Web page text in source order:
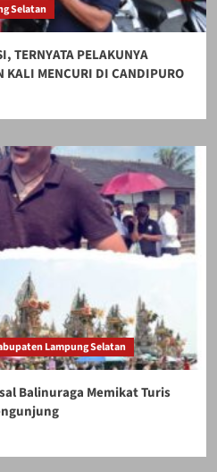
Selatan
TERNYATA PELAKUNYA
KALI MENCURI DI CANDIPURO
Lampung Selatan
Balinuraga Memikat Turis